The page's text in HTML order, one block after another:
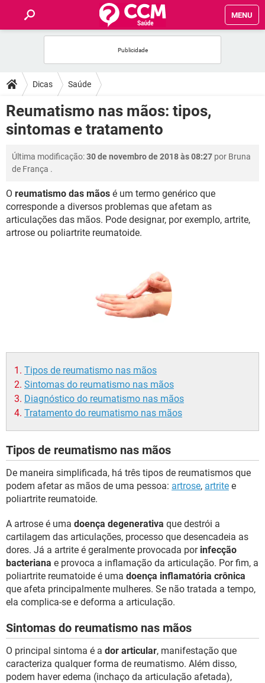
MENU
FÓRUM
SAÚDE
FAMÍLIA
NUTRIÇÃO
BEM-ESTAR
SEXUALIDADE
Dicas Saúde
Reumatismo nas mãos: tipos,
sintomas e tratamento
Última modificação:30 de novembro de 2018 às 08:27 por Bruna
de França .
O reumatismo das mãos é um termo genérico que
corresponde a diversos problemas que afetam as
articulações das mãos. Pode designar, por exemplo, artrite,
artrose ou poliartrite reumatoide.
Tipos de reumatismo nas mãos
Sintomas do reumatismo nas mãos
Diagnóstico do reumatismo nas mãos
Tratamento do reumatismo nas mãos
Tipos de reumatismo nas mãos
De maneira simplificada, há três tipos de reumatismos que
podem afetar as mãos de uma pessoa: artrose, artrite e
poliartrite reumatoide.
A artrose é uma doença degenerativa que destrói a
cartilagem das articulações, processo que desencadeia as
dores. Já a artrite é geralmente provocada por infecção
bacteriana e provoca a inflamação da articulação. Por fim, a
poliartrite reumatoide é uma doença inflamatória crônica
que afeta principalmente mulheres. Se não tratada a tempo,
ela complica-se e deforma a articulação.
Sintomas do reumatismo nas mãos
O principal sintoma é a dor articular, manifestação que
caracteriza qualquer forma de reumatismo. Além disso,
podem haver edema (inchaço da articulação afetada),